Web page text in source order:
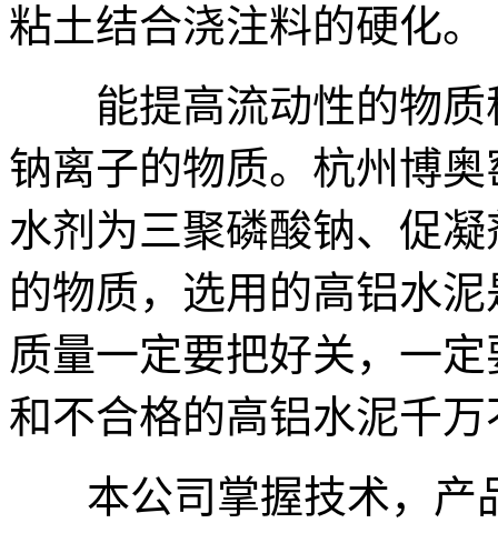
粘土结合浇注料的硬化。
能提高流动性的物质
钠离子的物质。杭州博
水剂为三聚磷酸钠、促
的物质，选用的高铝水
质量一定要把好关，一
和不合格的高铝水泥千
本公司掌握技术，产